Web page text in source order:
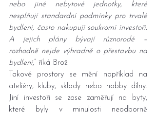
nebo jiné nebytové jednotky, které
nesplňují standardní podmínky pro trvalé
bydlení, často nakupují soukromí investoři.
A jejich plány bývají různorodé –
rozhodně nejde výhradně o přestavbu na
bydlení,“ říká Brož.
Takové prostory se mění například na
ateliéry, kluby, sklady nebo hobby dílny.
Jiní investoři se zase zaměřují na byty,
které byly v minulosti neodborně